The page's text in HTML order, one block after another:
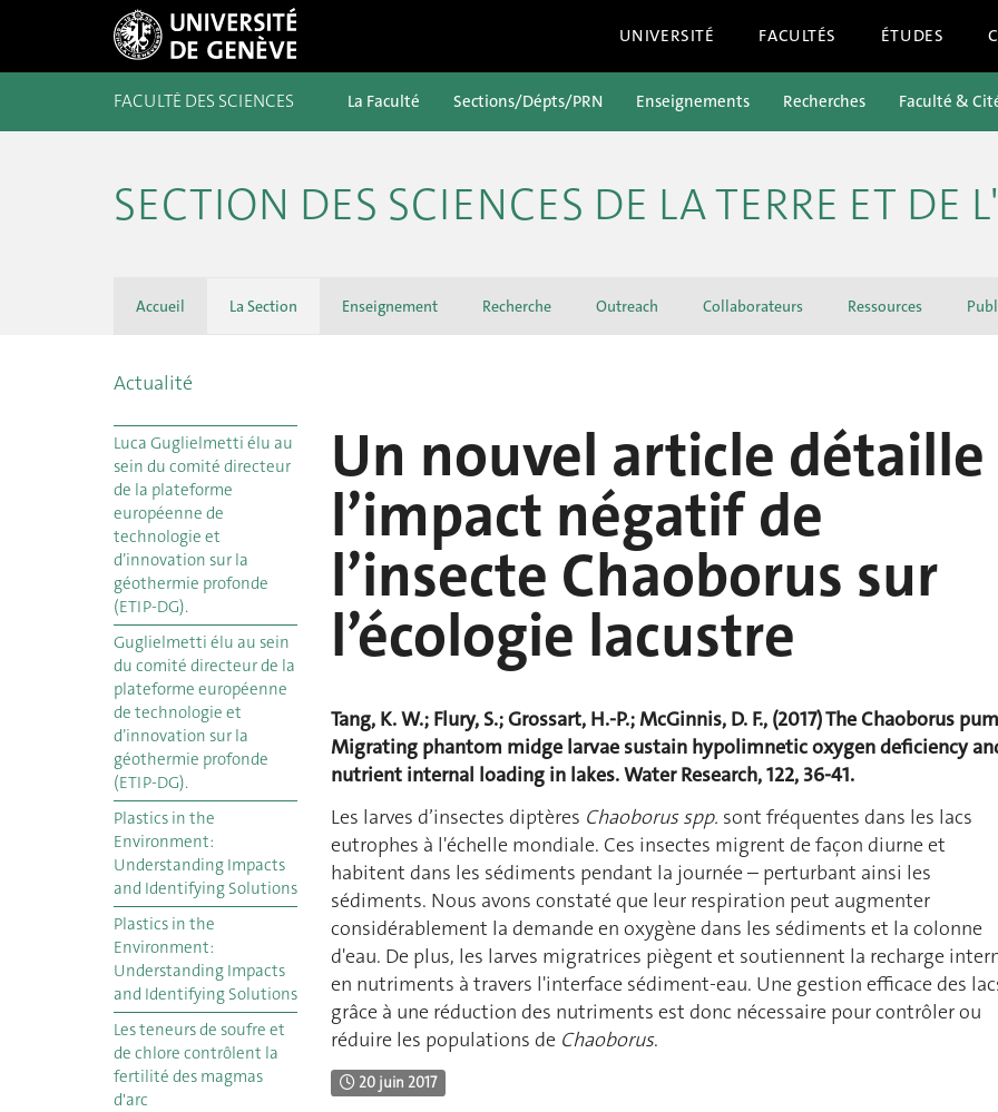
UNIVERSITÉ FACULTÉS ÉTUDES
FACULTÉ DES SCIENCES La Faculté Sections/Dépts/PRN Enseignements Recherches Faculté &
SECTION DES SCIENCES DE LA TERRE ET
Accueil La Section Enseignement Recherche Outreach Collaborateurs Ressources
Actualité
Luca Guglielmetti élu au
sein du comité directeur
de la plateforme
européenne de
technologie et
d’innovation sur la
géothermie profonde
(ETIP-DG).
Guglielmetti élu au sein
du comité directeur de la
plateforme européenne
de technologie et
d’innovation sur la
géothermie profonde
(ETIP-DG).
Plastics in the
Environment:
Understanding Impacts
and Identifying Solutions
Plastics in the
Environment:
Understanding Impacts
and Identifying Solutions
Les teneurs de soufre et
de chlore contrôlent la
fertilité des magmas
d'arc
Un nouvel article détaille
l’impact négatif de
l’insecte Chaoborus sur
l’écologie lacustre
Tang, K. W.; Flury, S.; Grossart, H.-P.; McGinnis, D. F., (2017) The Chaoborus
Migrating phantom midge larvae sustain hypolimnetic oxygen deficiency
nutrient internal loading in lakes. Water Research, 122, 36-41.
Les larves d’insectes diptères Chaoborus spp. sont fréquentes dans les lacs
eutrophes à l'échelle mondiale. Ces insectes migrent de façon diurne et
habitent dans les sédiments pendant la journée – perturbant ainsi les
sédiments. Nous avons constaté que leur respiration peut augmenter
considérablement la demande en oxygène dans les sédiments et la colonne
d'eau. De plus, les larves migratrices piègent et soutiennent la recharge
en nutriments à travers l'interface sédiment-eau. Une gestion efficace des
grâce à une réduction des nutriments est donc nécessaire pour contrôler ou
réduire les populations de Chaoborus.
20 juin 2017